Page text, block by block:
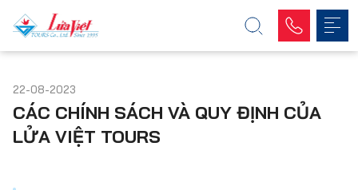
CÁC CHÍNH SÁCH VÀ QUY ĐỊNH CỦA
LỬA VIỆT TOURS
22-08-2023